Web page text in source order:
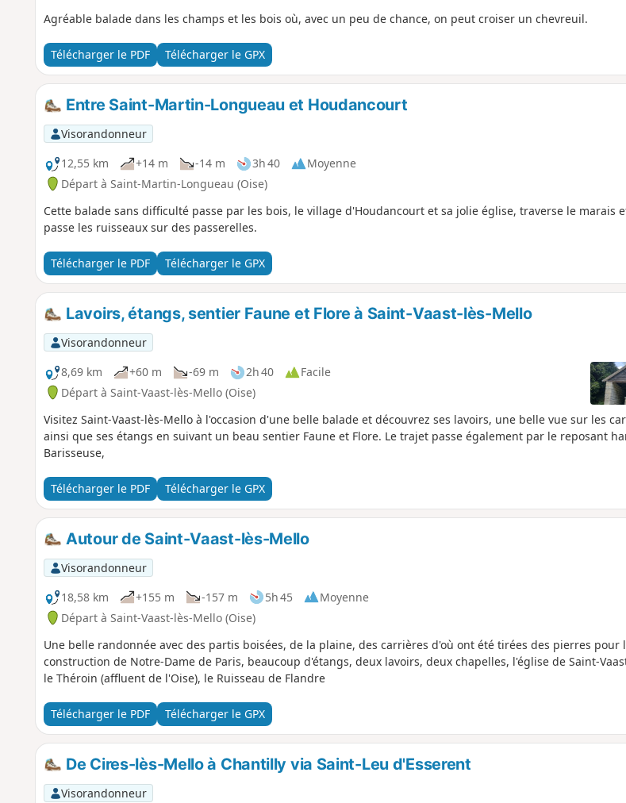
Agréable balade dans les champs et les bois où, avec un peu de chance, on peut croiser un chevreuil.
Télécharger le PDF Télécharger le GPX
Entre Saint-Martin-Longueau et Houdancourt
Visorandonneur
12,55 km
+14 m -14 m 3h 40
Moyenne
Départ à Saint-Martin-Longueau (Oise)
Cette balade sans difficulté passe par les bois, le village d'Houdancourt et sa jolie église, traverse le marais
passe les ruisseaux sur des passerelles.
Télécharger le PDF Télécharger le GPX
Lavoirs, étangs, sentier Faune et Flore à Saint-Vaast-lès-Mello
Visorandonneur
8,69 km
+60 m -69 m 2h 40
Facile
Départ à Saint-Vaast-lès-Mello (Oise)
Visitez Saint-Vaast-lès-Mello à l'occasion d'une belle balade et découvrez ses lavoirs, une belle vue sur les
ainsi que ses étangs en suivant un beau sentier Faune et Flore. Le trajet passe également par le reposant
Barisseuse,
Télécharger le PDF Télécharger le GPX
Autour de Saint-Vaast-lès-Mello
Visorandonneur
18,58 km
+155 m -157 m 5h 45
Moyenne
Départ à Saint-Vaast-lès-Mello (Oise)
Une belle randonnée avec des partis boisées, de la plaine, des carrières d'où ont été tirées des pierres pour
construction de Notre-Dame de Paris, beaucoup d'étangs, deux lavoirs, deux chapelles, l'église de Saint-
le Théroin (affluent de l'Oise), le Ruisseau de Flandre
Télécharger le PDF Télécharger le GPX
De Cires-lès-Mello à Chantilly via Saint-Leu d'Esserent
Visorandonneur